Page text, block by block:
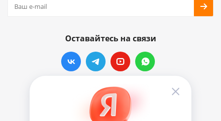
Оставайтесь на связи
Наши контакты
info@vinylmarkt.ru